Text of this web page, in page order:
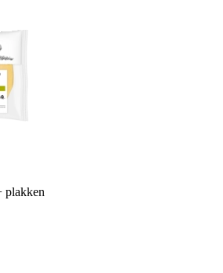
plakken